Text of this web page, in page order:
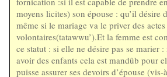
moyens licites) son épouse : qu’il désire
même si le mariage va le priver des actes
volontaires(tatawwu’).Et la femme est
ce statut : si elle ne désire pas se marier :
avoir des enfants cela est mandûb pour
puisse assurer ses devoirs d’épouse